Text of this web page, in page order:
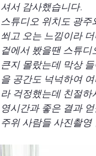
셔서 감사했습니다.
스튜디오 위치도 광
쐬고 오는 느낌이라
겉에서 봤을땐 스튜디
큰지 몰랐는데 막상
을 공간도 넉넉하여
라 걱정했는데 친절
영시간과 좋은 결과
주위 사람들 사진촬